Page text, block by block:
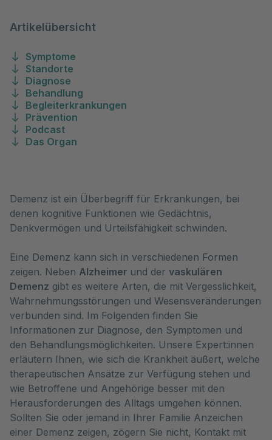
Artikelübersicht
Symptome
Standorte
Diagnose
Behandlung
Begleiterkrankungen
Prävention
Podcast
Das Organ
Demenz ist ein Überbegriff für Erkrankungen, bei
denen kognitive Funktionen wie Gedächtnis,
Denkvermögen und Urteilsfähigkeit schwinden.
Eine Demenz kann sich in verschiedenen Formen
zeigen. Neben Alzheimer und der vaskulären
Demenz gibt es weitere Arten, die mit Vergesslichkeit,
Wahrnehmungsstörungen und Wesensveränderungen
verbunden sind. Im Folgenden finden Sie
Informationen zur Diagnose, den Symptomen und
den Behandlungsmöglichkeiten. Unsere Expert:innen
erläutern Ihnen, wie sich die Krankheit äußert, welche
therapeutischen Ansätze zur Verfügung stehen und
wie Betroffene und Angehörige besser mit den
Herausforderungen des Alltags umgehen können.
Sollten Sie oder jemand in Ihrer Familie Anzeichen
einer Demenz zeigen, zögern Sie nicht, Kontakt mit